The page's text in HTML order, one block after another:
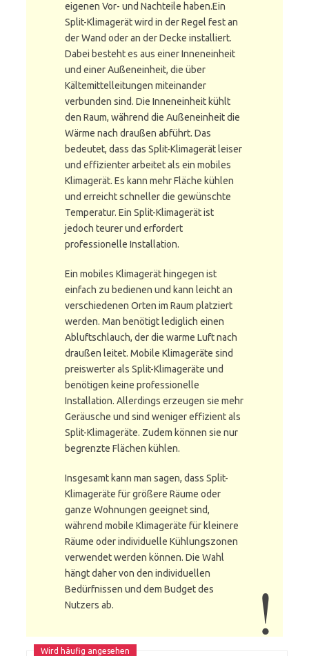
eigenen Vor- und Nachteile haben.Ein
Split-Klimagerät wird in der Regel fest an
der Wand oder an der Decke installiert.
Dabei besteht es aus einer Inneneinheit
und einer Außeneinheit, die über
Kältemittelleitungen miteinander
verbunden sind. Die Inneneinheit kühlt
den Raum, während die Außeneinheit die
Wärme nach draußen abführt. Das
bedeutet, dass das Split-Klimagerät leiser
und effizienter arbeitet als ein mobiles
Klimagerät. Es kann mehr Fläche kühlen
und erreicht schneller die gewünschte
Temperatur. Ein Split-Klimagerät ist
jedoch teurer und erfordert
professionelle Installation.
Ein mobiles Klimagerät hingegen ist
einfach zu bedienen und kann leicht an
verschiedenen Orten im Raum platziert
werden. Man benötigt lediglich einen
Abluftschlauch, der die warme Luft nach
draußen leitet. Mobile Klimageräte sind
preiswerter als Split-Klimageräte und
benötigen keine professionelle
Installation. Allerdings erzeugen sie mehr
Geräusche und sind weniger effizient als
Split-Klimageräte. Zudem können sie nur
begrenzte Flächen kühlen.
Insgesamt kann man sagen, dass Split-
Klimageräte für größere Räume oder
ganze Wohnungen geeignet sind,
während mobile Klimageräte für kleinere
Räume oder individuelle Kühlungszonen
verwendet werden können. Die Wahl
hängt daher von den individuellen
Bedürfnissen und dem Budget des
Nutzers ab.